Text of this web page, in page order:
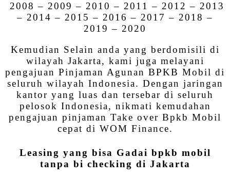
2008 – 2009 – 2010 – 2011 – 2012 – 2013
– 2014 – 2015 – 2016 – 2017 – 2018 –
2019 – 2020
Kemudian Selain anda yang berdomisili di
wilayah Jakarta, kami juga melayani
pengajuan Pinjaman Agunan BPKB Mobil di
seluruh wilayah Indonesia. Dengan jaringan
kantor yang luas dan tersebar di seluruh
pelosok Indonesia, nikmati kemudahan
pengajuan pinjaman Take over Bpkb Mobil
cepat di WOM Finance.
Leasing yang bisa Gadai bpkb mobil
tanpa bi checking di Jakarta